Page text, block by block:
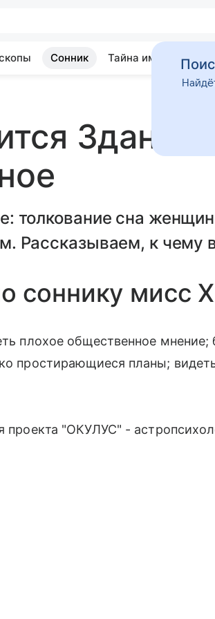
Сонник Тайна имени
Здание
толкование сна
Рассказываем, к чему
соннику мисс
плохое общественное мнение;
простирающиеся планы;
проекта "ОКУЛУС" -